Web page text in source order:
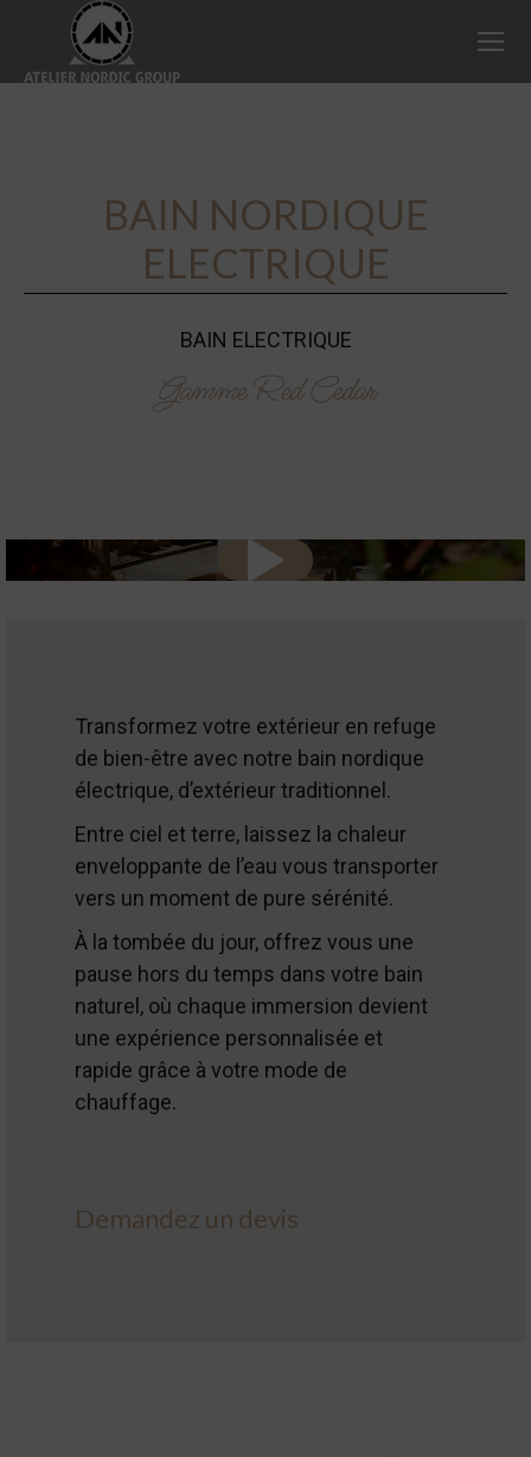
BAIN NORDIQUE
ELECTRIQUE
BAIN ELECTRIQUE
Gamme Red Cedar
Transformez votre extérieur en refuge
de bien-être avec notre bain nordique
électrique, d’extérieur traditionnel.
Entre ciel et terre, laissez la chaleur
enveloppante de l’eau vous transporter
vers un moment de pure sérénité.
À la tombée du jour, offrez vous une
pause hors du temps dans votre bain
naturel, où chaque immersion devient
une expérience personnalisée et
rapide grâce à votre mode de
chauffage.
Demandez un devis